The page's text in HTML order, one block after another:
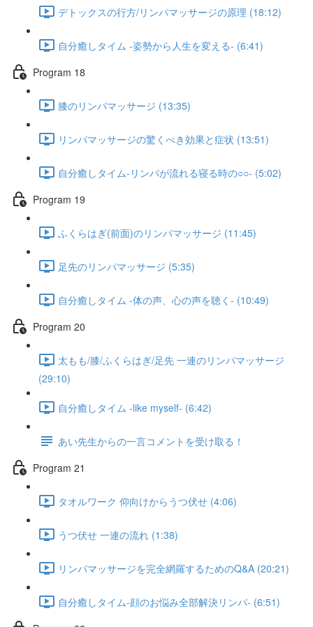
デトックスの行方/リンパマッサージの原理 (18:12)
自分癒しタイム -姿勢から人生を変える- (6:41)
Program 18
膝のリンパマッサージ (13:35)
リンパマッサージの驚くべき効果と症状 (13:51)
自分癒しタイム-リンパが流れる寝る時の○○- (5:02)
Program 19
ふくらはぎ(前面)のリンパマッサージ (11:45)
足先のリンパマッサージ (5:35)
自分癒しタイム -体の声、心の声を聴く- (10:49)
Program 20
太もも/膝/ふくらはぎ/足先 一連のリンパマッサージ
(29:10)
自分癒しタイム -like myself- (6:42)
あい先生からの一言コメントを受け取る！
Program 21
タオルワーク 仰向けからうつ伏せ (4:06)
うつ伏せ 一連の流れ (1:38)
リンパマッサージを完全網羅するためのQ&A (20:21)
自分癒しタイム-顔のお悩み全部解決リンパ- (6:51)